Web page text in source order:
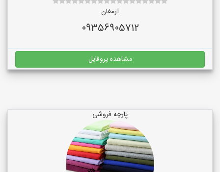
ارمغان
09356905712
مشاهده پروفایل
پارچه فروشی